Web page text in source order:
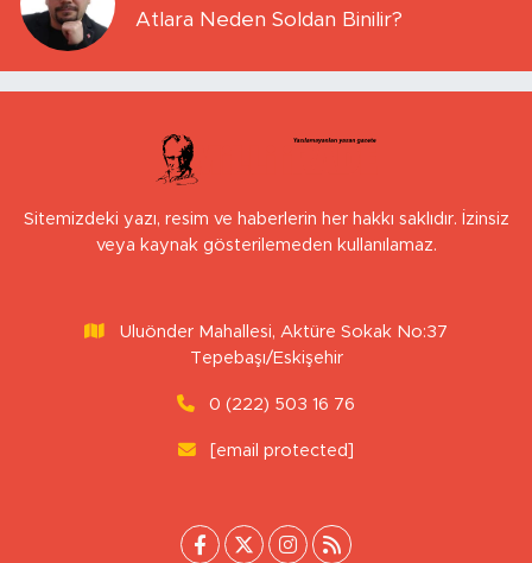
Atlara Neden Soldan Binilir?
Sitemizdeki yazı, resim ve haberlerin her hakkı saklıdır. İzinsiz
veya kaynak gösterilemeden kullanılamaz.
Uluönder Mahallesi, Aktüre Sokak No:37
Tepebaşı/Eskişehir
0 (222) 503 16 76
[email protected]